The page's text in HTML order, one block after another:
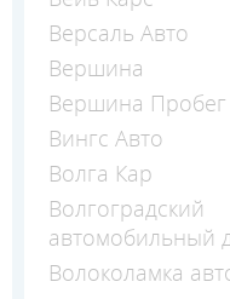
Версаль Авто
Вершина
Вершина Пробег
Вингс Авто
Волга Кар
Волгоградский
автомобильный
Волоколамка